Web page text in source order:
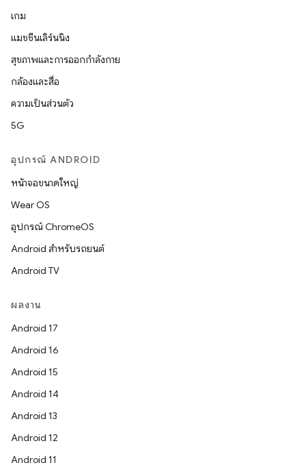
เกม
แมชชีนเลิร์นนิง
สุขภาพและการออกกำลังกาย
กล้องและสื่อ
ความเป็นส่วนตัว
5G
อุปกรณ์ ANDROID
หน้าจอขนาดใหญ่
Wear OS
อุปกรณ์ ChromeOS
Android สำหรับรถยนต์
Android TV
ผลงาน
Android 17
Android 16
Android 15
Android 14
Android 13
Android 12
Android 11